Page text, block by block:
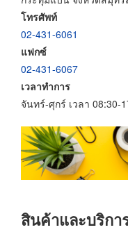
โทรศัพท์
02-431-6061
แฟกซ์
02-431-6067
เวลาทำการ
จันทร์-ศุกร์ เวลา 08:30-
สินค้าและบริกา